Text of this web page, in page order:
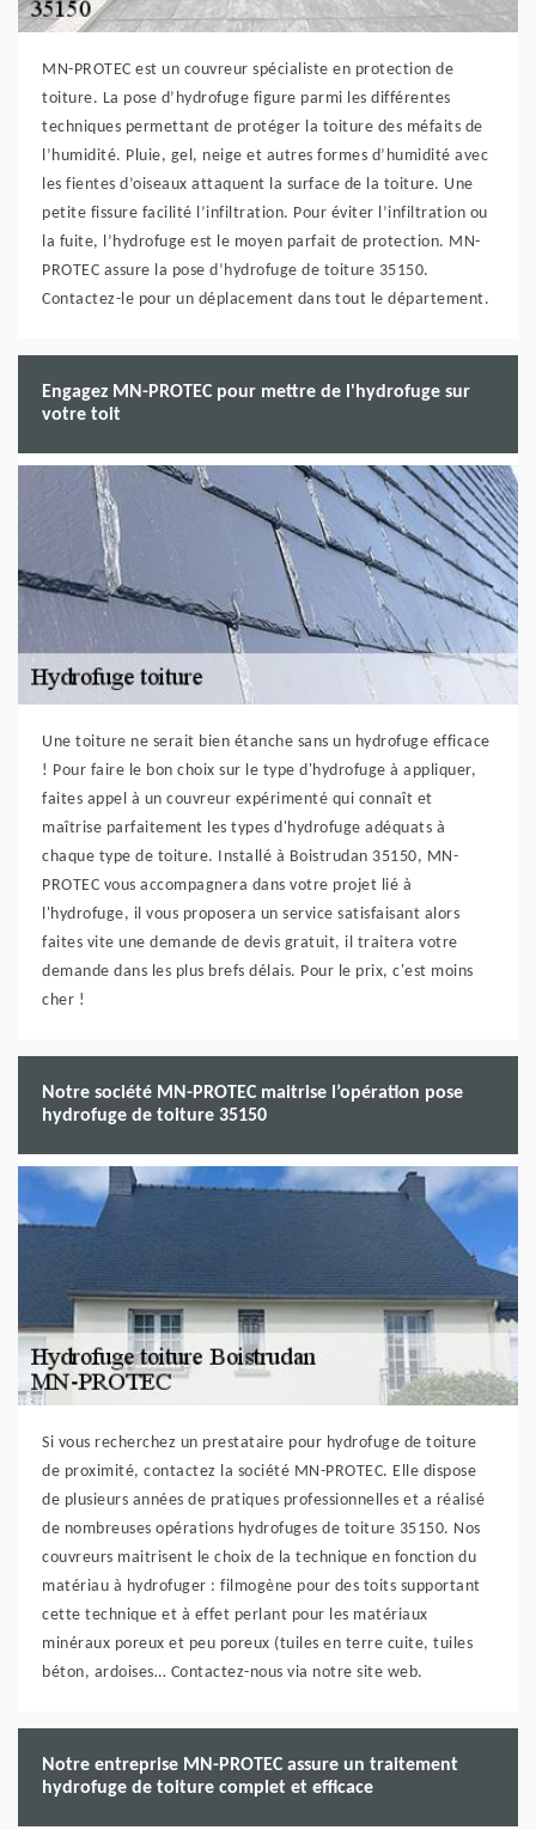
MN-PROTEC est un couvreur spécialiste en protection de
toiture. La pose d’hydrofuge figure parmi les différentes
techniques permettant de protéger la toiture des méfaits de
l’humidité. Pluie, gel, neige et autres formes d’humidité avec
les fientes d’oiseaux attaquent la surface de la toiture. Une
petite fissure facilité l’infiltration. Pour éviter l’infiltration ou
la fuite, l’hydrofuge est le moyen parfait de protection. MN-
PROTEC assure la pose d’hydrofuge de toiture 35150.
Contactez-le pour un déplacement dans tout le département.
Engagez MN-PROTEC pour mettre de l'hydrofuge sur
votre toit
Une toiture ne serait bien étanche sans un hydrofuge efficace
! Pour faire le bon choix sur le type d'hydrofuge à appliquer,
faites appel à un couvreur expérimenté qui connaît et
maîtrise parfaitement les types d'hydrofuge adéquats à
chaque type de toiture. Installé à Boistrudan 35150, MN-
PROTEC vous accompagnera dans votre projet lié à
l'hydrofuge, il vous proposera un service satisfaisant alors
faites vite une demande de devis gratuit, il traitera votre
demande dans les plus brefs délais. Pour le prix, c'est moins
cher !
Notre société MN-PROTEC maitrise l’opération pose
hydrofuge de toiture 35150
Si vous recherchez un prestataire pour hydrofuge de toiture
de proximité, contactez la société MN-PROTEC. Elle dispose
de plusieurs années de pratiques professionnelles et a réalisé
de nombreuses opérations hydrofuges de toiture 35150. Nos
couvreurs maitrisent le choix de la technique en fonction du
matériau à hydrofuger : filmogène pour des toits supportant
cette technique et à effet perlant pour les matériaux
minéraux poreux et peu poreux (tuiles en terre cuite, tuiles
béton, ardoises… Contactez-nous via notre site web.
Notre entreprise MN-PROTEC assure un traitement
hydrofuge de toiture complet et efficace